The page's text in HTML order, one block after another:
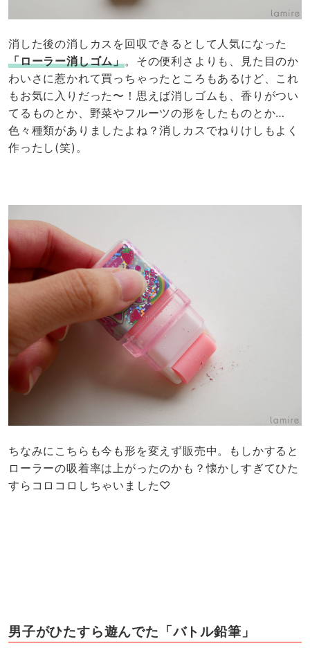
消した後の消しカスを回収できるとして人気になった
「ローラー消しゴム」。その便利さよりも、見た目のか
わいさに惹かれて買っちゃったところもあるけど、これ
もお気に入りだった〜！思えば消しゴムも、香りがつい
てるものとか、野菜やフルーツの形をしたものとか…
色々種類がありましたよね？消しカスでねりけしもよく
作ったし(笑)。
ちなみにこちらも今も形を変えず販売中。もしかすると
ローラーの吸着率は上がったのかも？懐かしすぎてひた
すらコロコロしちゃいました♡
男子がひたすら遊んでた「バトル鉛筆」